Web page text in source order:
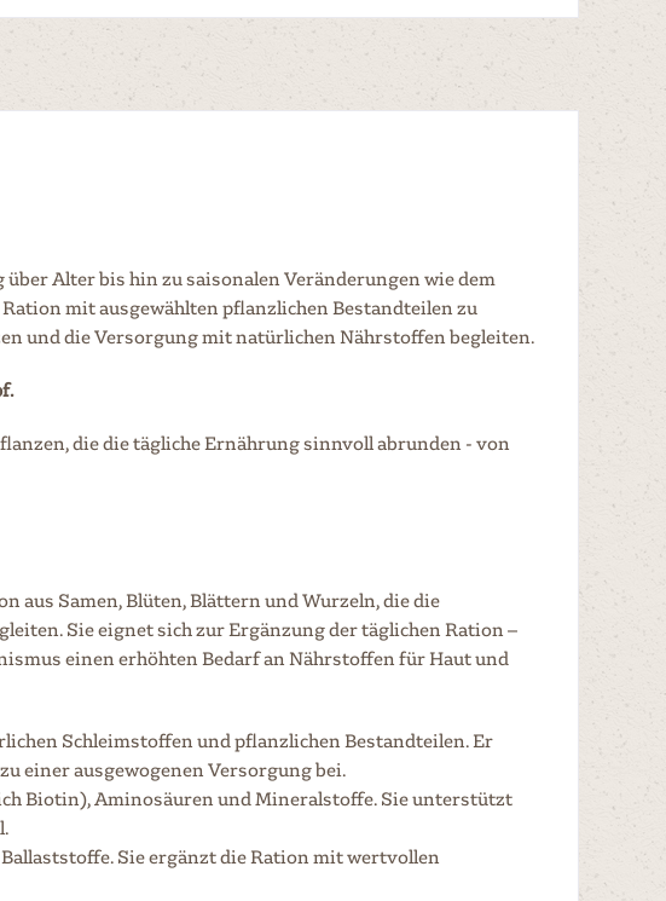
Alter bis hin zu saisonalen Veränderungen wie dem
mit ausgewählten pflanzlichen Bestandteilen zu
und die Versorgung mit natürlichen Nährstoffen begleiten.
die die tägliche Ernährung sinnvoll abrunden - von
Samen, Blüten, Blättern und Wurzeln, die die
Sie eignet sich zur Ergänzung der täglichen Ration –
einen erhöhten Bedarf an Nährstoffen für Haut und
Schleimstoffen und pflanzlichen Bestandteilen. Er
einer ausgewogenen Versorgung bei.
Biotin), Aminosäuren und Mineralstoffe. Sie unterstützt
Sie ergänzt die Ration mit wertvollen